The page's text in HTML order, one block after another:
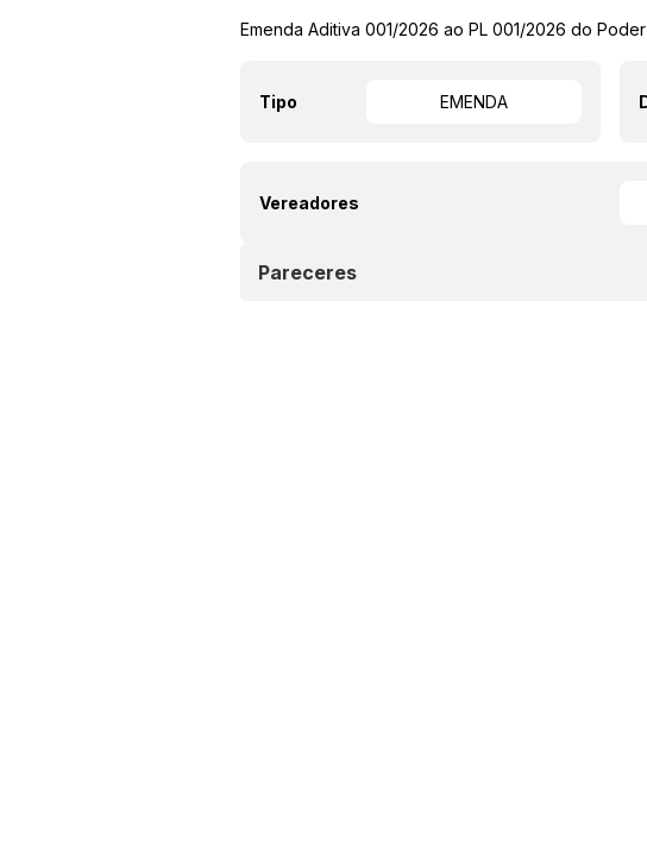
Emenda Aditiva 001/2026 ao PL 001/2026 do
Tipo EMENDA
Vereadores
Pareceres